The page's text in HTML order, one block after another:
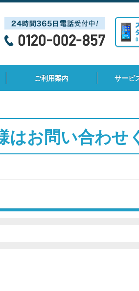
ご利用案内 サービ
はお問い合わせ